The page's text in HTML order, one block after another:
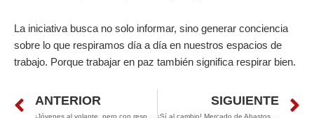
La iniciativa busca no solo informar, sino generar conciencia
sobre lo que respiramos día a día en nuestros espacios de
trabajo. Porque trabajar en paz también significa respirar bien.
Prev
ANTERIOR SIGUIENTE
¡Sí al cambio! Mercado de Abastos tendrá nueva cara y más seguridad